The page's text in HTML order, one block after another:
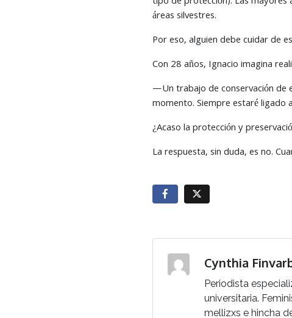
áreas silvestres.
Por eso, alguien debe cuidar de
Con 28 años, Ignacio imagina
—Un trabajo de conservación de
momento. Siempre estaré ligado
¿Acaso la protección y
La respuesta, sin duda, es no.
Cynthia
Periodista
universitaria.
mellizxs e hincha